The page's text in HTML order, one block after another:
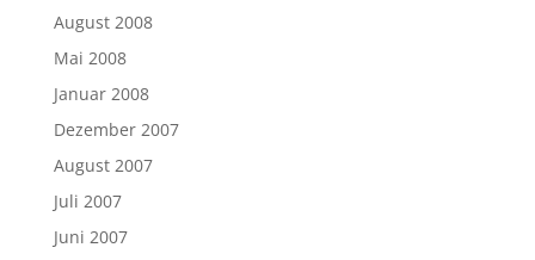
August 2008
Mai 2008
Januar 2008
Dezember 2007
August 2007
Juli 2007
Juni 2007